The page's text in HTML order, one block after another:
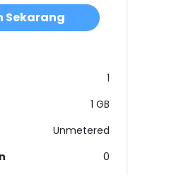
Sekarang
1
1 GB
Unmetered
0